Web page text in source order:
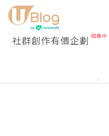
社群創作有價企劃